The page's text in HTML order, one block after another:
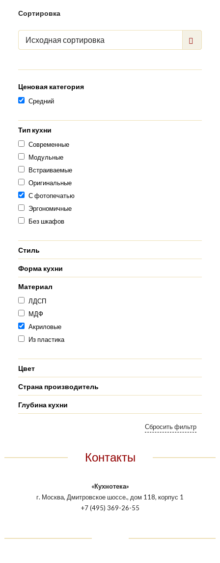
Сортировка
Исходная сортировка
Ценовая категория
Средний
Тип кухни
Современные
Модульные
Встраиваемые
Оригинальные
С фотопечатью
Эргономичные
Без шкафов
Стиль
Форма кухни
Материал
ЛДСП
МДФ
Акриловые
Из пластика
Цвет
Страна производитель
Глубина кухни
Контакты
«Кухнотека»
г. Москва, Дмитровское шоссе., дом 118, корпус 1
+7 (495) 369-26-55